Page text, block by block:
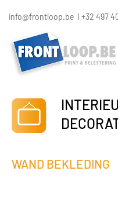
info@frontloop.be I +32 497
WAND BEKLEDING